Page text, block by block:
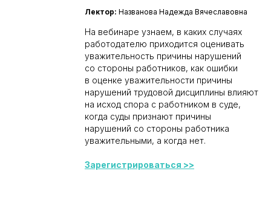
Лектор: Названова Надежда Вячеславовна
На вебинаре узнаем, в каких случаях
работодателю приходится оценивать
уважительность причины нарушений
со стороны работников, как ошибки
в оценке уважительности причины
нарушений трудовой дисциплины влияют
на исход спора с работником в суде,
когда суды признают причины
нарушений со стороны работника
уважительными, а когда нет.
Зарегистрироваться >>